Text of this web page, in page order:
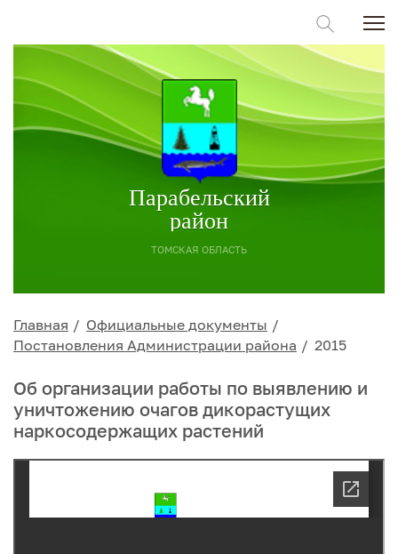
Парабельский
район
ТОМСКАЯ ОБЛАСТЬ
Главная
Официальные документы
Постановления Администрации района
2015
Об организации работы по выявлению и
уничтожению очагов дикорастущих
наркосодержащих растений